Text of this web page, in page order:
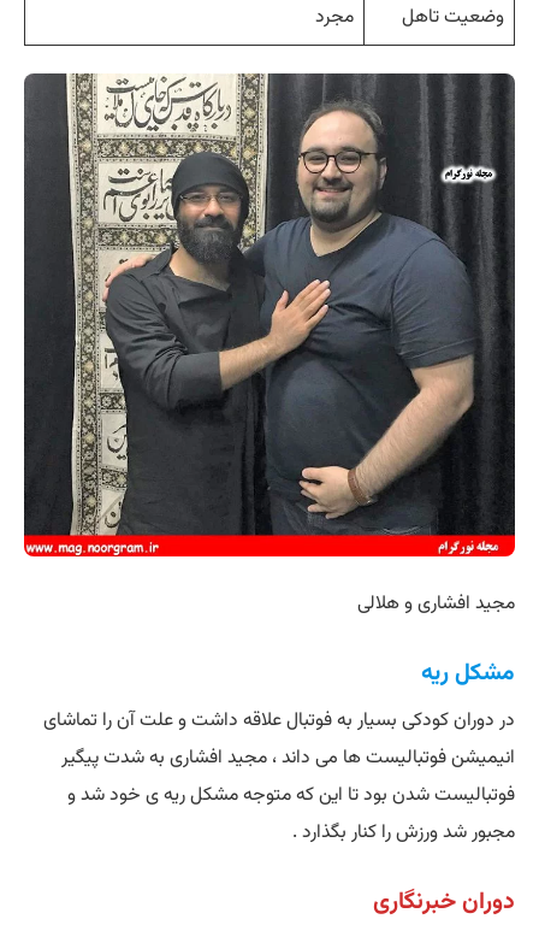
وضعیت تاهل
مجرد
مجید افشاری و هلالی
مشکل ریه
در دوران کودکی بسیار به فوتبال علاقه داشت و علت آن را تماشای
انیمیشن فوتبالیست ها می داند ، مجید افشاری به شدت پیگیر
فوتبالیست شدن بود تا این که متوجه مشکل ریه ی خود شد و
مجبور شد ورزش را کنار بگذارد .
دوران خبرنگاری